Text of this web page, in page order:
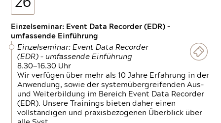
26
Einzelseminar: Event Data Recorder (EDR) –
umfassende Einführung
Einzelseminar: Event Data Recorder
(EDR) – umfassende Einführung
8.30—16.30 Uhr
Wir verfügen über mehr als 10 Jahre Erfahrung in der
Anwendung, sowie der systemübergreifenden Aus-
und Weiterbildung im Bereich Event Data Recorder
(EDR). Unsere Trainings bieten daher einen
vollständigen und praxisbezogenen Überblick über